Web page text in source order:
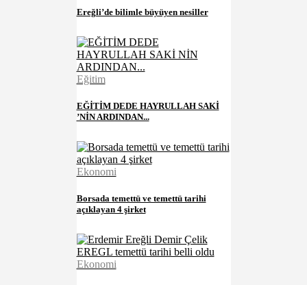
Ereğli’de bilimle büyüyen nesiller
Eğitim
EĞİTİM DEDE HAYRULLAH SAKİ
’NİN ARDINDAN...
Ekonomi
Borsada temettü ve temettü tarihi
açıklayan 4 şirket
Ekonomi